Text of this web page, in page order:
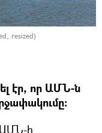
resized)
էր, որ ԱՄՆ-ն
ԱՄՆ-ի